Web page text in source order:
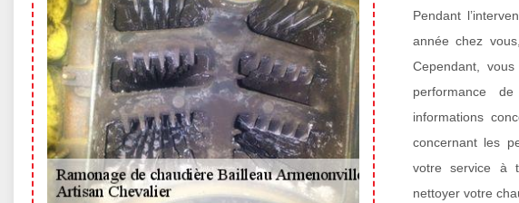
Pendant
année chez
Cependant,
performance
informations
concernant les
votre service à
nettoyer votre